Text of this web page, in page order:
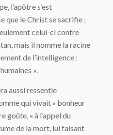
l’apôtre s’est
que le Christ se sacrifie ;
celui-ci contre
mais il nomme la racine
de l’intelligence :
».
aussi ressentie
qui vivait « bonheur
goûte, « à l’appel du
de la mort, lui faisant